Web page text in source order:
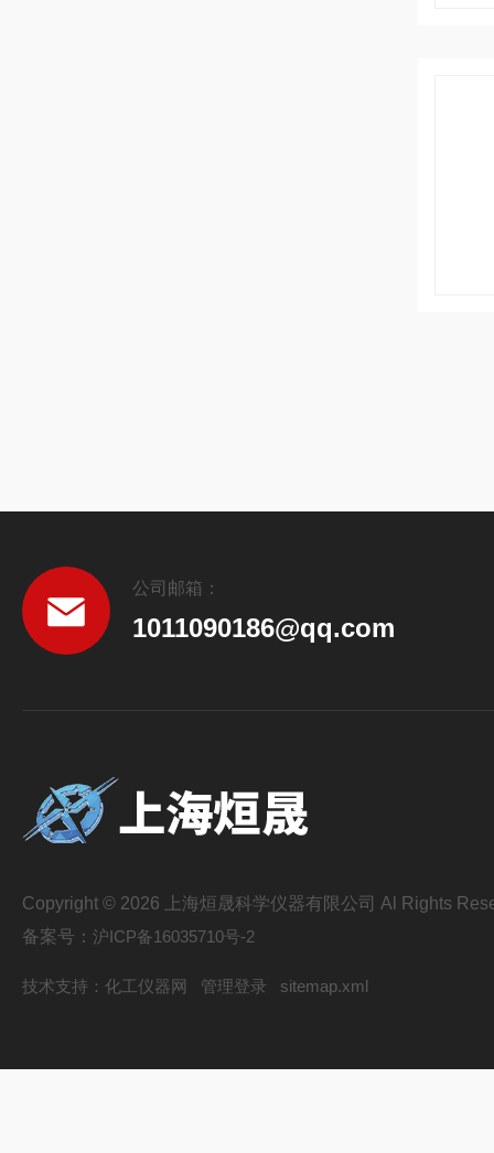
公司邮箱：
1011090186@qq.com
Copyright © 2026 上海烜晟科学仪器有限公司 Al Rights
备案号： 沪ICP备16035710号-2
技术支持： 化工仪器网 管理登录 sitemap.xml